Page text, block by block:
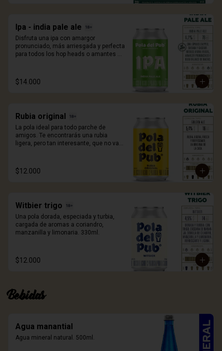
Ipa - india pale ale
Disfruta una ipa con amargor
pronunciado, más arriesgada y perfecta
para todos los hop heads o amantes
$14.000
Rubia original
La pola ideal para todo parche de
amigos. Te encontrarás una rubia
ligera, pero tan interesante, que no vas
$12.000
Witbier trigo
Una pola dorada, especiada y turbia,
cargada de aromas a coriandro,
manzanilla y limonaria. 330ml.
$12.000
Bebidas
Agua manantial
Agua mineral natural. 500ml.